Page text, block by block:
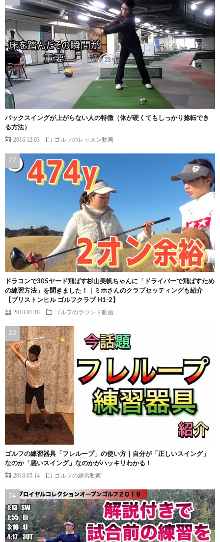
バックスイングが上がらない人の特徴（体が硬くてもしっかり捻転でき
る方法）
2016.12.03 ゴルフのレッスン動画
ドラコンで305ヤード飛ばす杉山美帆ちゃんに「ドライバーで飛ばすため
の練習方法」を聞きました！｜ミホさんのクラブセッティングも紹介
【ブリストンヒル ゴルフクラブ H1-2】
2018.01.18 ゴルフのラウンド動画
ゴルフの練習器具「フレループ」の使い方｜自分が「正しいスイング」
なのか「悪いスイング」なのかがハッキリわかる！
2018.05.14 ゴルフの練習動画